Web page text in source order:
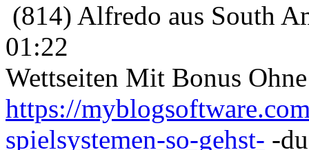
(814) Alfredo aus South
01:22
Wettseiten Mit Bonus
https://
spielsystemen-so-gehst- -